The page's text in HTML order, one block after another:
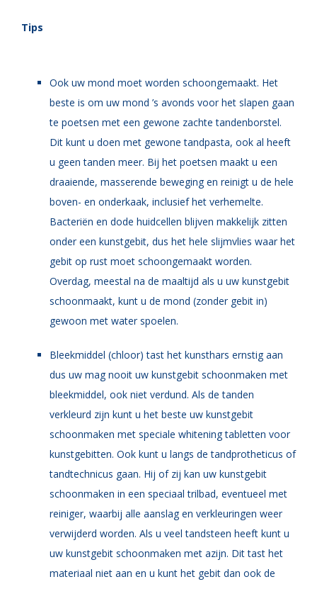
Tips
Ook uw mond moet worden schoongemaakt. Het
beste is om uw mond ’s avonds voor het slapen gaan
te poetsen met een gewone zachte tandenborstel.
Dit kunt u doen met gewone tandpasta, ook al heeft
u geen tanden meer. Bij het poetsen maakt u een
draaiende, masserende beweging en reinigt u de hele
boven- en onderkaak, inclusief het verhemelte.
Bacteriën en dode huidcellen blijven makkelijk zitten
onder een kunstgebit, dus het hele slijmvlies waar het
gebit op rust moet schoongemaakt worden.
Overdag, meestal na de maaltijd als u uw kunstgebit
schoonmaakt, kunt u de mond (zonder gebit in)
gewoon met water spoelen.
Bleekmiddel (chloor) tast het kunsthars ernstig aan
dus uw mag nooit uw kunstgebit schoonmaken met
bleekmiddel, ook niet verdund. Als de tanden
verkleurd zijn kunt u het beste uw kunstgebit
schoonmaken met speciale whitening tabletten voor
kunstgebitten. Ook kunt u langs de tandprotheticus of
tandtechnicus gaan. Hij of zij kan uw kunstgebit
schoonmaken in een speciaal trilbad, eventueel met
reiniger, waarbij alle aanslag en verkleuringen weer
verwijderd worden. Als u veel tandsteen heeft kunt u
uw kunstgebit schoonmaken met azijn. Dit tast het
materiaal niet aan en u kunt het gebit dan ook de